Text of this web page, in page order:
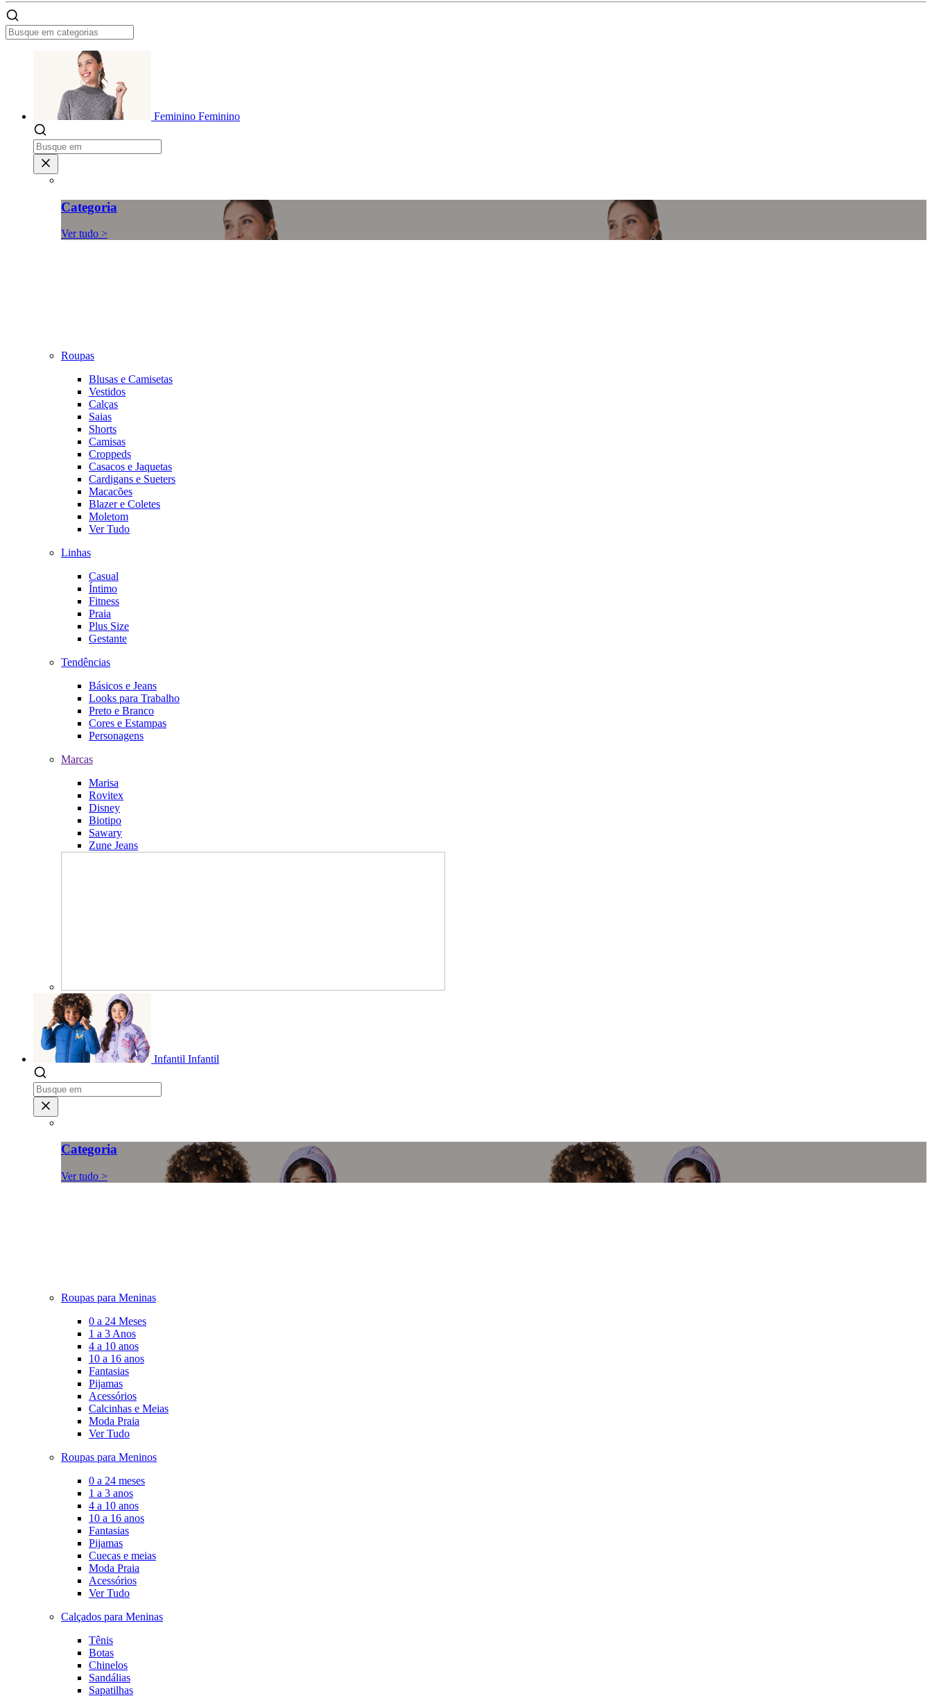
Feminino Feminino
Categoria
Ver tudo >
Roupas
Blusas e Camisetas
Vestidos
Calças
Saias
Shorts
Camisas
Croppeds
Casacos e Jaquetas
Cardigans e Sueters
Macacões
Blazer e Coletes
Moletom
Ver Tudo
Linhas
Casual
Íntimo
Fitness
Praia
Plus Size
Gestante
Tendências
Básicos e Jeans
Looks para Trabalho
Preto e Branco
Cores e Estampas
Personagens
Marcas
Marisa
Rovitex
Disney
Biotipo
Sawary
Zune Jeans
Infantil Infantil
Categoria
Ver tudo >
Roupas para Meninas
0 a 24 Meses
1 a 3 Anos
4 a 10 anos
10 a 16 anos
Fantasias
Pijamas
Acessórios
Calcinhas e Meias
Moda Praia
Ver Tudo
Roupas para Meninos
0 a 24 meses
1 a 3 anos
4 a 10 anos
10 a 16 anos
Fantasias
Pijamas
Cuecas e meias
Moda Praia
Acessórios
Ver Tudo
Calçados para Meninas
Tênis
Botas
Chinelos
Sandálias
Sapatilhas